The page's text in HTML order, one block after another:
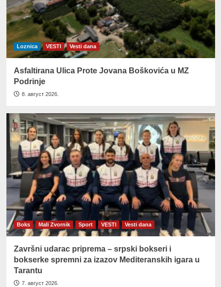
Loznica VESTI Vesti dana
Asfaltirana Ulica Prote Jovana Boškovića u MZ
Podrinje
8. август 2026.
Boks Mali Zvornik Sport VESTI Vesti dana
Završni udarac priprema – srpski bokseri i
bokserke spremni za izazov Mediteranskih igara u
Tarantu
7. август 2026.